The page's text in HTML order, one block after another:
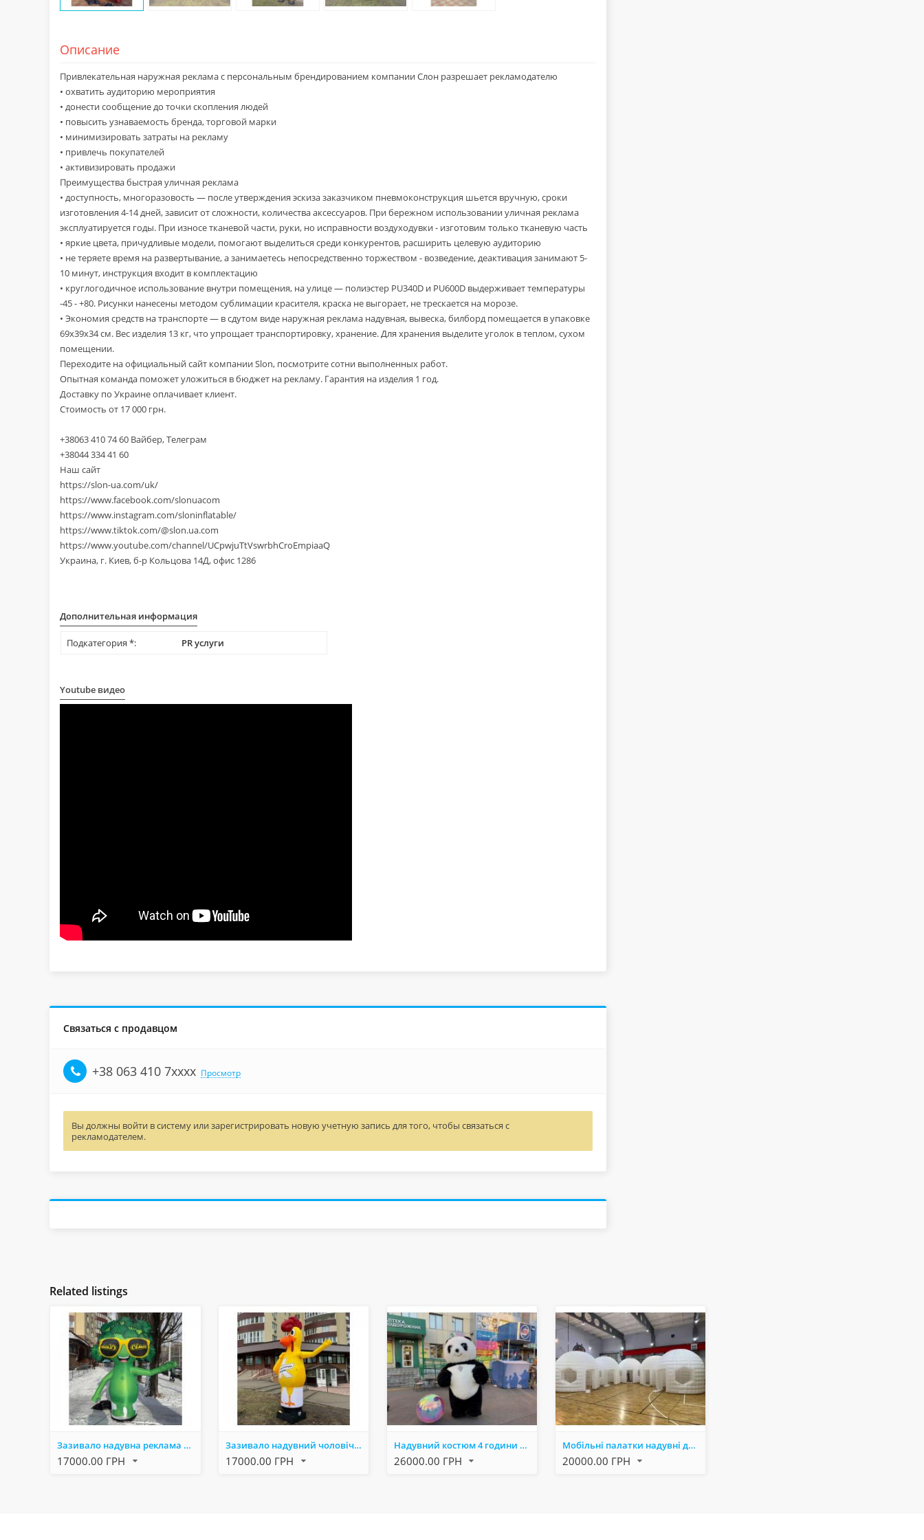
Описание
Привлекательная наружная реклама с персональным брендированием компании Слон разрешает рекламодателю
• охватить аудиторию мероприятия
• донести сообщение до точки скопления людей
• повысить узнаваемость бренда, торговой марки
• минимизировать затраты на рекламу
• привлечь покупателей
• активизировать продажи
Преимущества быстрая уличная реклама
• доступность, многоразовость — после утверждения эскиза заказчиком пневмоконструкция шьется вручную, сроки
изготовления 4-14 дней, зависит от сложности, количества аксессуаров. При бережном использовании уличная реклама
эксплуатируется годы. При износе тканевой части, руки, но исправности воздуходувки - изготовим только тканевую часть
• яркие цвета, причудливые модели, помогают выделиться среди конкурентов, расширить целевую аудиторию
• не теряете время на развертывание, а занимаетесь непосредственно торжеством - возведение, деактивация занимают 5-
10 минут, инструкция входит в комплектацию
• круглогодичное использование внутри помещения, на улице — полиэстер PU340D и PU600D выдерживает температуры
-45 - +80. Рисунки нанесены методом сублимации красителя, краска не выгорает, не трескается на морозе.
• Экономия средств на транспорте — в сдутом виде наружная реклама надувная, вывеска, билборд помещается в упаковке
69х39х34 см. Вес изделия 13 кг, что упрощает транспортировку, хранение. Для хранения выделите уголок в теплом, сухом
помещении.
Переходите на официальный сайт компании Slon, посмотрите сотни выполненных работ.
Опытная команда поможет уложиться в бюджет на рекламу. Гарантия на изделия 1 год.
Доставку по Украине оплачивает клиент.
Стоимость от 17 000 грн.
+38063 410 74 60 Вайбер, Телеграм
+38044 334 41 60
Наш сайт
https://slon-ua.com/uk/
https://www.facebook.com/slonuacom
https://www.instagram.com/sloninflatable/
https://www.tiktok.com/@slon.ua.com
https://www.youtube.com/channel/UCpwjuTtVswrbhCroEmpiaaQ
Украина, г. Киев, б-р Кольцова 14Д, офис 1286
Дополнительная информация
Подкатегория *: PR услуги
Youtube видео
Связаться с продавцом
+38 063 410 7xxxx Просмотр
Вы должны войти в систему или зарегистрировать новую учетную запись для того, чтобы связаться с
рекламодателем.
Related listings
Зазивало надувна реклама для торгівлі, спорту, розваг. 3.4 метри
17000.00 ГРН
Зазивало надувний чоловічок. Вулична реклама бюджетна, мобільна, багаторазова. 3.4 метри
17000.00 ГРН
Надувний костюм 4 години безперервної роботи, Ювілеї, свята, реклама. 2.6 м
26000.00 ГРН
Мобільні палатки надувні для урочистого відкриття, реклами товарів, послуг
20000.00 ГРН